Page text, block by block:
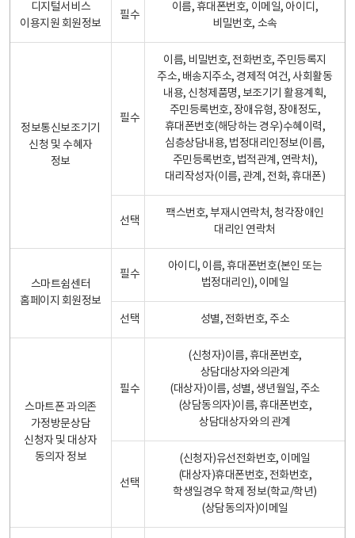
디지털서비스
이용지원 회원정보
필수
이름, 휴대폰번호, 이메일, 아이디,
비밀번호, 소속
정보통신보조기기
신청 및 수혜자
정보
필수
이름, 비밀번호, 전화번호, 주민등록지
주소, 배송지주소, 경제적 여건, 사회활동
내용, 신청제품명, 보조기기 활용계획,
주민등록번호, 장애유형, 장애정도,
휴대폰번호(해당하는 경우)수혜이력,
심층상담내용, 법정대리인정보(이름,
주민등록번호, 법적관계, 연락처),
대리작성자(이름, 관계, 전화, 휴대폰)
선택
팩스번호, 부재시연락처, 청각장애인
대리인 연락처
스마트쉼센터
홈페이지 회원정보
필수
아이디, 이름, 휴대폰번호(본인 또는
법정대리인), 이메일
선택 성별, 전화번호, 주소
스마트폰 과의존
가정방문상담
신청자 및 대상자
동의자 정보
필수
(신청자)이름, 휴대폰번호,
상담대상자와의관계
(대상자)이름, 성별, 생년월일, 주소
(상담동의자)이름, 휴대폰번호,
상담대상자와의 관계
선택
(신청자)유선전화번호, 이메일
(대상자)휴대폰번호, 전화번호,
학생일경우 학제 정보(학교/학년)
(상담동의자)이메일